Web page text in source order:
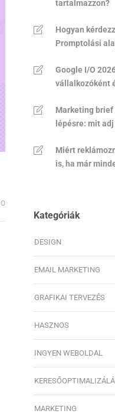
0
tartalmazzon?
Hogyan
Promptolási
Google I/O
vállalkozóként
Marketing brief
lépésre: mit
Miért
is, ha már
Kategóriák
DESIGN
EMAIL MARKETING
GRAFIKAI TERVEZÉS
HASZNOS
INGYEN WEBOLDAL
MARKETING